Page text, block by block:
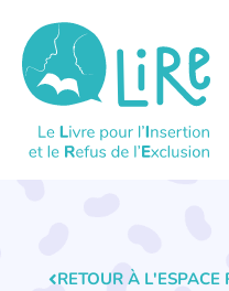
RETOUR À L'ESPACE